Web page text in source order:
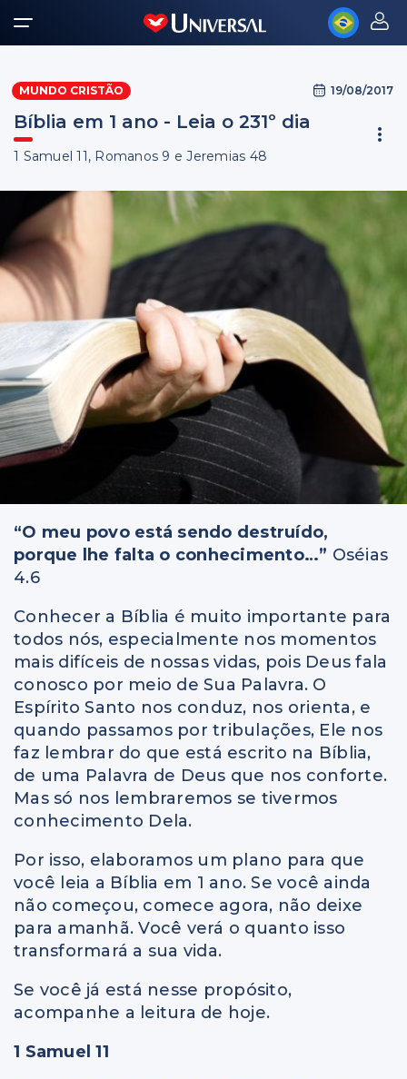
MUNDO CRISTÃO 19/08/2017
Bíblia em 1 ano - Leia o 231º dia
1 Samuel 11, Romanos 9 e Jeremias 48
“O meu povo está sendo destruído,
porque lhe falta o conhecimento…” Oséias
4.6
Conhecer a Bíblia é muito importante para
todos nós, especialmente nos momentos
mais difíceis de nossas vidas, pois Deus fala
conosco por meio de Sua Palavra. O
Espírito Santo nos conduz, nos orienta, e
quando passamos por tribulações, Ele nos
faz lembrar do que está escrito na Bíblia,
de uma Palavra de Deus que nos conforte.
Mas só nos lembraremos se tivermos
conhecimento Dela.
Por isso, elaboramos um plano para que
você leia a Bíblia em 1 ano. Se você ainda
não começou, comece agora, não deixe
para amanhã. Você verá o quanto isso
transformará a sua vida.
Se você já está nesse propósito,
acompanhe a leitura de hoje.
1 Samuel 11